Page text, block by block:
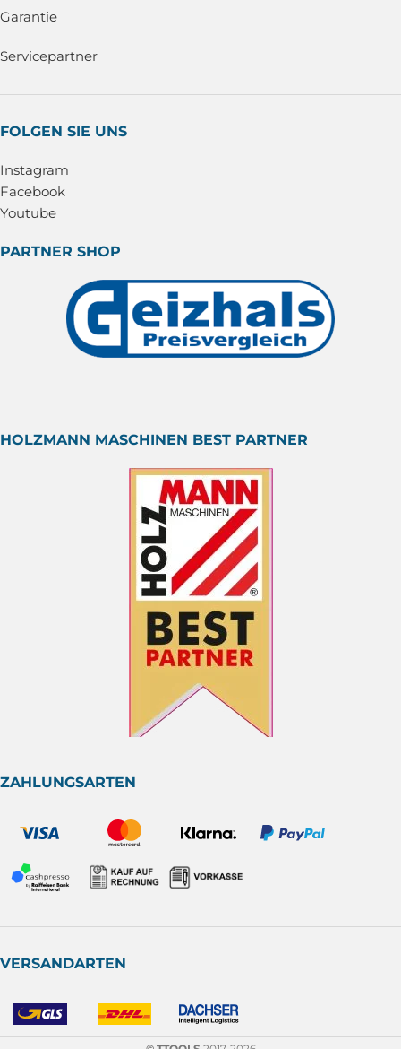
Garantie
Servicepartner
FOLGEN SIE UNS
Instagram
Facebook
Youtube
PARTNER SHOP
HOLZMANN MASCHINEN BEST PARTNER
ZAHLUNGSARTEN
VERSANDARTEN